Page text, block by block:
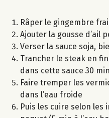
Râper le gingembre
Ajouter la gousse d’ail
Verser la sauce soja,
Trancher le steak en
dans cette sauce 30
Faire tremper les
dans l’eau froide
Puis les cuire selon